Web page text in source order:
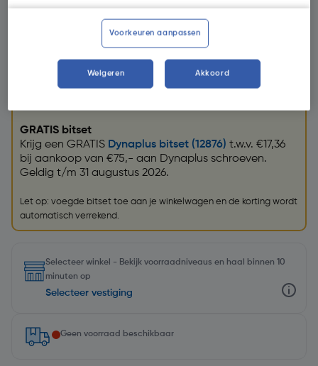
Kies productvariant(11)
GRATIS bitset
Krijg een GRATIS Dynaplus bitset (12876) t.w.v. €17,36
bij aankoop van €75,- aan Dynaplus schroeven.
Geldig t/m 31 augustus 2026.
Let op: voegde bitset toe aan je winkelwagen en de korting wordt
automatisch verrekend.
Selecteer winkel - Bekijk voorraadniveaus en haal binnen 10
minuten op
Selecteer vestiging
Geen voorraad beschikbaar
Voorkeuren aanpassen
Weigeren Akkoord